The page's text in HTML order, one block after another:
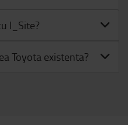
I_Site?
Toyota existenta?